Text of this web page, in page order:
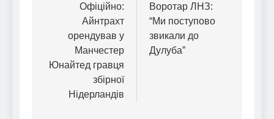
записівОфіційно:
Айнтрахт
орендував у
Манчестер
Юнайтед гравця
збірної
Нідерландів
Воротар ЛНЗ:
“Ми поступово
звикали до
Дулуба”